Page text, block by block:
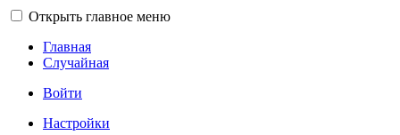
Открыть главное меню
Главная
Случайная
Войти
Настройки